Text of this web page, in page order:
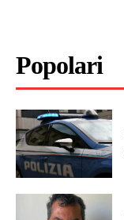
Popolari